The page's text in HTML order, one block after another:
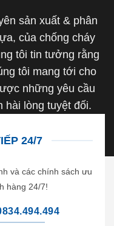
sản xuất & phân
của chống cháy
tôi tin tưởng rằng
tôi mang tới cho
những yêu cầu
hài lòng tuyệt đối.
24/7
và các chính sách ưu
hàng 24/7!